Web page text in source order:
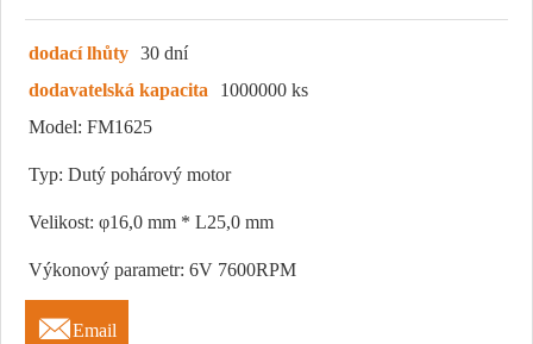
dodací lhůty 30 dní
dodavatelská kapacita
1000000 ks
Model: FM1625
Typ: Dutý pohárový motor
Velikost: φ16,0 mm * L25,0 mm
Výkonový parametr: 6V 7600RPM
Email